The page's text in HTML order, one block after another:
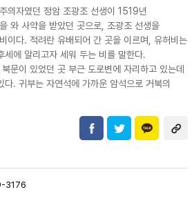
의자였던 정암 조광조 선생이 1519년
와 사약을 받았던 곳으로, 조광조 선생을
이다. 적려란 유배되어 간 곳을 이르며, 유허비는
세에 알리고자 세워 두는 비를 말한다.
문이 있었던 곳 부근 도로변에 자리하고 있는데
. 귀부는 자연석에 가까운 암석으로 거북의
3176